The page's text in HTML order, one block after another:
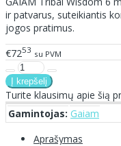
ir patvarus, suteikiantis
jogos pratimus.
€7253 su PVM
Turite klausimų apie šią
Gamintojas: Gaiam
Aprašymas